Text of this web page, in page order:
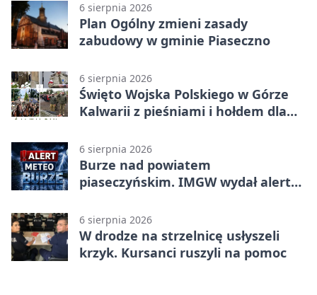
6 sierpnia 2026
Plan Ogólny zmieni zasady
zabudowy w gminie Piaseczno
6 sierpnia 2026
Święto Wojska Polskiego w Górze
Kalwarii z pieśniami i hołdem dla
6 sierpnia 2026
Burze nad powiatem
piaseczyńskim. IMGW wydał alert
6 sierpnia 2026
W drodze na strzelnicę usłyszeli
krzyk. Kursanci ruszyli na pomoc